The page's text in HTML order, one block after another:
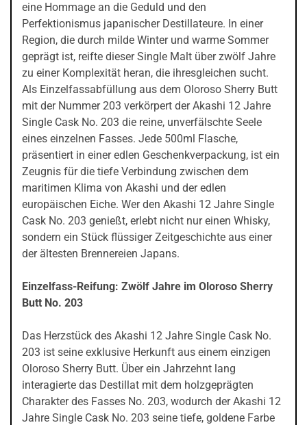
eine Hommage an die Geduld und den
Perfektionismus japanischer Destillateure. In einer
Region, die durch milde Winter und warme Sommer
geprägt ist, reifte dieser Single Malt über zwölf Jahre
zu einer Komplexität heran, die ihresgleichen sucht.
Als Einzelfassabfüllung aus dem Oloroso Sherry Butt
mit der Nummer 203 verkörpert der Akashi 12 Jahre
Single Cask No. 203 die reine, unverfälschte Seele
eines einzelnen Fasses. Jede 500ml Flasche,
präsentiert in einer edlen Geschenkverpackung, ist ein
Zeugnis für die tiefe Verbindung zwischen dem
maritimen Klima von Akashi und der edlen
europäischen Eiche. Wer den Akashi 12 Jahre Single
Cask No. 203 genießt, erlebt nicht nur einen Whisky,
sondern ein Stück flüssiger Zeitgeschichte aus einer
der ältesten Brennereien Japans.
Einzelfass-Reifung: Zwölf Jahre im Oloroso Sherry
Butt No. 203
Das Herzstück des Akashi 12 Jahre Single Cask No.
203 ist seine exklusive Herkunft aus einem einzigen
Oloroso Sherry Butt. Über ein Jahrzehnt lang
interagierte das Destillat mit dem holzgeprägten
Charakter des Fasses No. 203, wodurch der Akashi 12
Jahre Single Cask No. 203 seine tiefe, goldene Farbe